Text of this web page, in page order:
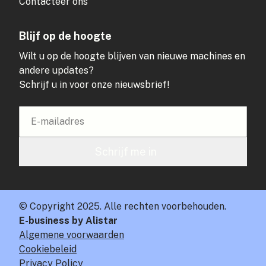
Blijf op de hoogte
Wilt u op de hoogte blijven van nieuwe machines en
andere updates?
Schrijf u in voor onze nieuwsbrief!
© Copyright 2025. Alle rechten voorbehouden.
E-business by Alistar
Algemene voorwaarden
Cookiebeleid
Privacy Policy